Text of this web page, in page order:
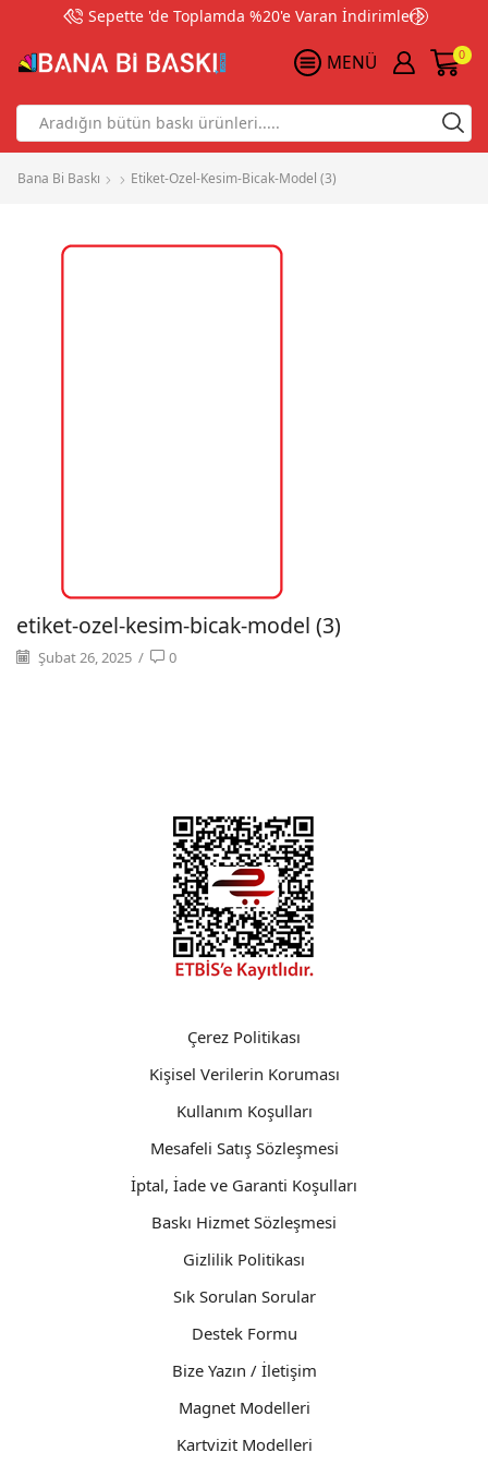
Sepette 'de Toplamda %20'e Varan İndirimler!
MENÜ 0
Search
input
Bana Bi Baskı Etiket-Ozel-Kesim-Bicak-Model (3)
etiket-ozel-kesim-bicak-model (3)
Şubat 26, 2025 / 0
Çerez Politikası
Kişisel Verilerin Koruması
Kullanım Koşulları
Mesafeli Satış Sözleşmesi
İptal, İade ve Garanti Koşulları
Baskı Hizmet Sözleşmesi
Gizlilik Politikası
Sık Sorulan Sorular
Destek Formu
Bize Yazın / İletişim
Magnet Modelleri
Kartvizit Modelleri